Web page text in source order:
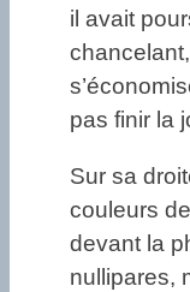
il avait
pas finir la
Sur sa
couleurs
devant la
nullipares,